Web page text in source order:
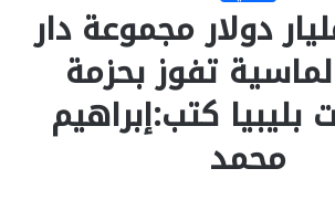
6مليار دولار مجموعة دار
تفوز بحزمة
كتب:إبراهيم
محمد